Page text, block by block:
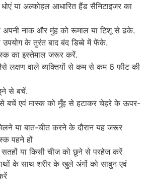
या अल्कोहल आधारित हैंड सैनिटाइजर का
नाक और मुंह को रूमाल या टिशू से ढके.
उपयोग के तुरंत बाद बंद डिब्बे में फेंके.
का इस्तेमाल जरूर करें.
लक्षण वाले व्यक्तियों से कम से कम 6 फीट की
से बचें.
से बचें एवं मास्क को मुँह से हटाकर चेहरे के ऊपर-
या बात-चीत करने के दौरान यह जरूर
पहने हों
या किसी चीज को छूने से परहेज करें
के साथ शरीर के खुले अंगों को साबुन एवं